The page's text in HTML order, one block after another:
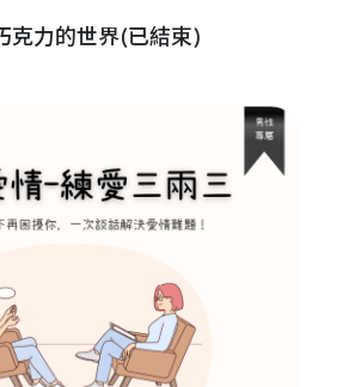
克力的世界(已結束)